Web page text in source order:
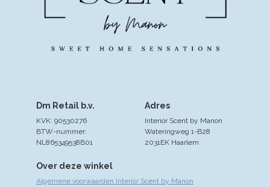
Over deze winkel
Algemene voorwaarden Interior Scent by Manon
Adres
Interior Scent by Manon
Wateringweg 1-B28
2031EK Haarlem
Dm Retail b.v.
KVK: 90530276
BTW-nummer:
NL865349538B01